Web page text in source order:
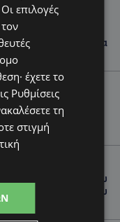
Ένα μοναδικό
και χαμόγελα
στην Κύπρο,
τετράποδο με τη
ιστορία του
των 12.500 ευρώ που
επιλογές
έχετε το
Ρυθμίσεις
τη
στιγμή